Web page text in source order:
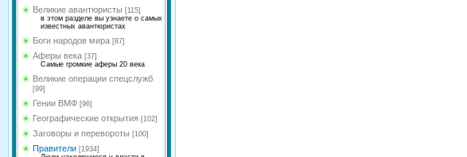
Великие авантюристы [115]
в этом разделе вы узнаете о самых
известных авантюристах
Боги народов мира [87]
Аферы века [37]
Самые громкие аферы 20 века
Великие операции спецслужб
[99]
Гении ВМФ [96]
Географические открытия [102]
Заговоры и перевороты [100]
Правители [1934]